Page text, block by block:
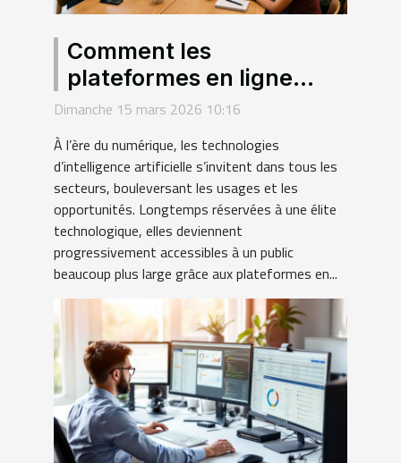
Comment les
plateformes en ligne
démocratisent-elles
d'IA ?
Dimanche 15 mars 2026 10:16
À l’ère du numérique, les technologies
d’intelligence artificielle s’invitent dans tous les
secteurs, bouleversant les usages et les
opportunités. Longtemps réservées à une élite
technologique, elles deviennent
progressivement accessibles à un public
beaucoup plus large grâce aux plateformes en...